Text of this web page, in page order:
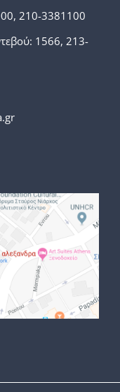
210-3381100
1566, 213-